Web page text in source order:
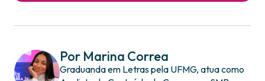
Por Marina Correa
Graduanda em Letras pela UFMG, atua como